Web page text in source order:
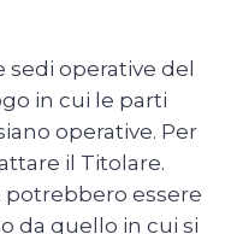
sedi operative del
in cui le parti
operative. Per
il Titolare.
potrebbero essere
da quello in cui si